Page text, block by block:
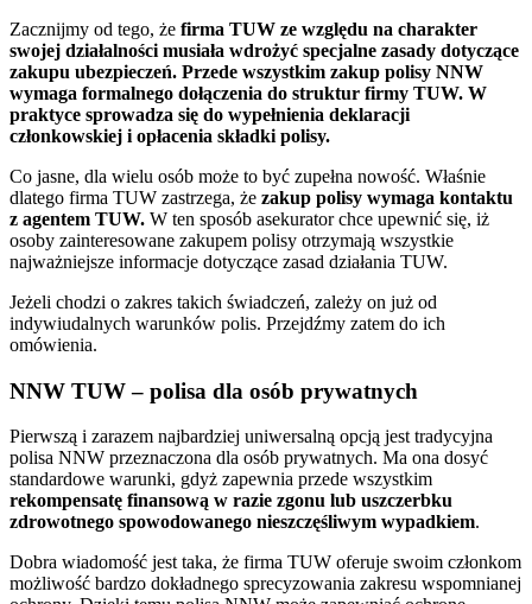
Zacznijmy od tego, że firma TUW ze względu na charakter
swojej działalności musiała wdrożyć specjalne zasady dotyczące
zakupu ubezpieczeń. Przede wszystkim zakup polisy NNW
wymaga formalnego dołączenia do struktur firmy TUW. W
praktyce sprowadza się do wypełnienia deklaracji
członkowskiej i opłacenia składki polisy.
Co jasne, dla wielu osób może to być zupełna nowość. Właśnie
dlatego firma TUW zastrzega, że zakup polisy wymaga kontaktu
z agentem TUW. W ten sposób asekurator chce upewnić się, iż
osoby zainteresowane zakupem polisy otrzymają wszystkie
najważniejsze informacje dotyczące zasad działania TUW.
Jeżeli chodzi o zakres takich świadczeń, zależy on już od
indywiudalnych warunków polis. Przejdźmy zatem do ich
omówienia.
NNW TUW – polisa dla osób prywatnych
Pierwszą i zarazem najbardziej uniwersalną opcją jest tradycyjna
polisa NNW przeznaczona dla osób prywatnych. Ma ona dosyć
standardowe warunki, gdyż zapewnia przede wszystkim
rekompensatę finansową w razie zgonu lub uszczerbku
zdrowotnego spowodowanego nieszczęśliwym wypadkiem.
Dobra wiadomość jest taka, że firma TUW oferuje swoim członkom
możliwość bardzo dokładnego sprecyzowania zakresu wspomnianej